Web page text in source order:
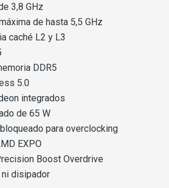
3,8 GHz
de hasta 5,5 GHz
caché L2 y L3
DDR5
5.0
integrados
de 65 W
para overclocking
EXPO
Boost Overdrive
disipador